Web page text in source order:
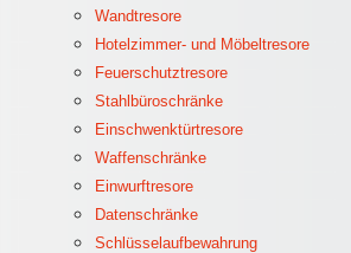
Wandtresore
Hotelzimmer- und Möbeltresore
Feuerschutztresore
Stahlbüroschränke
Einschwenktürtresore
Waffenschränke
Einwurftresore
Datenschränke
Schlüsselaufbewahrung